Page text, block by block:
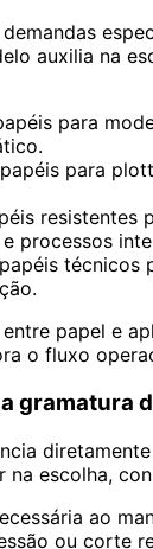
auxilia na
para
papéis para
resistentes
processos
papéis técnicos
papel e
o fluxo
gramatura
na escolha,
ao
ou corte